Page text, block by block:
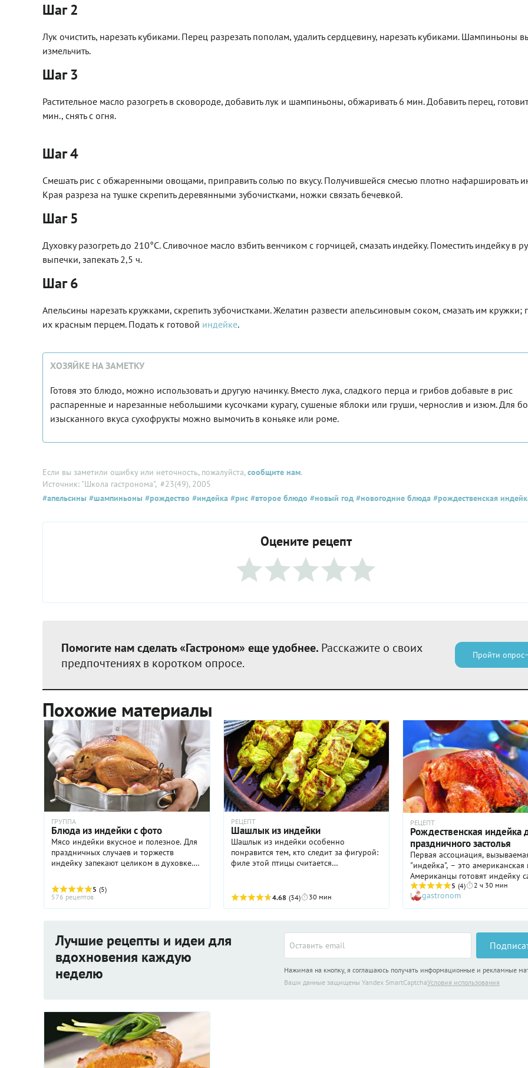
Шаг 2
Лук очистить, нарезать кубиками. Перец разрезать пополам, удалить сердцевину, нарезать кубиками. Шампиньоны
измельчить.
Шаг 3
Растительное масло разогреть в сковороде, добавить лук и шампиньоны, обжаривать 6 мин. Добавить перец,
мин., снять с огня.
Шаг 4
Смешать рис с обжаренными овощами, приправить солью по вкусу. Получившейся смесью плотно нафаршировать
Края разреза на тушке скрепить деревянными зубочистками, ножки связать бечевкой.
Шаг 5
Духовку разогреть до 210°С. Сливочное масло взбить венчиком с горчицей, смазать индейку. Поместить индейку в
выпечки, запекать 2,5 ч.
Шаг 6
Апельсины нарезать кружками, скрепить зубочистками. Желатин развести апельсиновым соком, смазать им кружки;
их красным перцем. Подать к готовой индейке.
ХОЗЯЙКЕ НА ЗАМЕТКУ
Готовя это блюдо, можно использовать и другую начинку. Вместо лука, сладкого перца и грибов добавьте в рис
распаренные и нарезанные небольшими кусочками курагу, сушеные яблоки или груши, чернослив и изюм. Для
изысканного вкуса сухофрукты можно вымочить в коньяке или роме.
Если вы заметили ошибку или неточность, пожалуйста,сообщите нам.
Источник: "Школа гастронома", #23(49), 2005
#апельсины #шампиньоны #рождество #индейка #рис #второе блюдо #новый год #новогодние блюда #рождественская
Оцените рецепт
Помогите нам сделать «Гастроном» еще удобнее. Расскажите о своих
предпочтениях в коротком опросе.
Пройти опрос
Похожие материалы
ГРУППА
Блюда из индейки с фото
Мясо индейки вкусное и полезное. Для
праздничных случаев и торжеств
индейку запекают целиком в духовке.
самым разнообразным фаршем,
используя свежие овощи и специи. ...
5 (5)
576 рецептов
РЕЦЕПТ
Шашлык из индейки
Шашлык из индейки особенно
понравится тем, кто следит за фигурой:
филе этой птицы считается
ли это, что оно будет слишком сухим?
4.68 (34) 30 мин
РЕЦЕПТ
Рождественская индейка
праздничного застолья
Первая ассоциация,
"индейка", – это американская
Американцы готовят индейку
разными способами. Но все
индейку запекают целиком –
благодарения и на Рождество.
5 (4) 2 ч 30 мин
gastronom
Лучшие рецепты и идеи для
вдохновения каждую
неделю
Нажимая на кнопку, я соглашаюсь получать информационные и рекламные
Ваши данные защищены Yandex SmartCaptchaУсловия использования